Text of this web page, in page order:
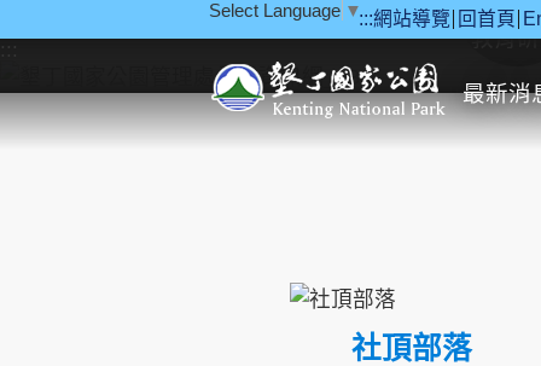
:::網站導覽 回首頁
Select Language ▼
最新消
::: 教育
社頂部落